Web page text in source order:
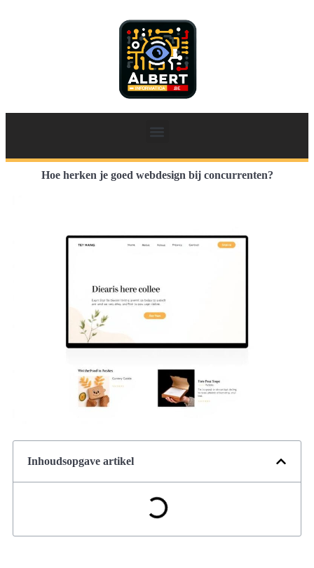
Hoe herken je goed webdesign bij concurrenten?
Inhoudsopgave artikel